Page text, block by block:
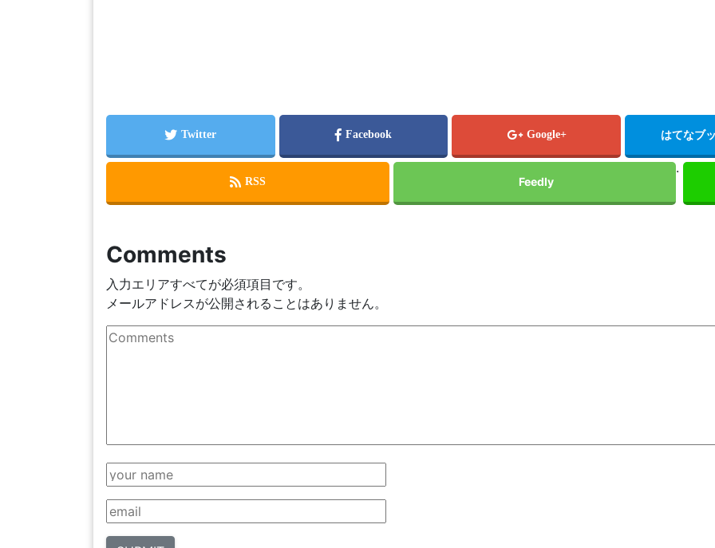
.
Comments
入力エリアすべてが必須項目です。
メールアドレスが公開されることはありません。